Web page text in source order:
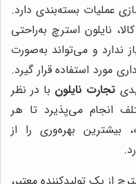
عملیات بسته‌بندی دارد.
نایلون استرچ به‌راحتی
ندارد و می‌تواند به‌صورت
مورد استفاده قرار گیرد.
تجارت نایلون با در نظر
انجام می‌پذیرد تا هر
بیشترین بهره‌وری را از